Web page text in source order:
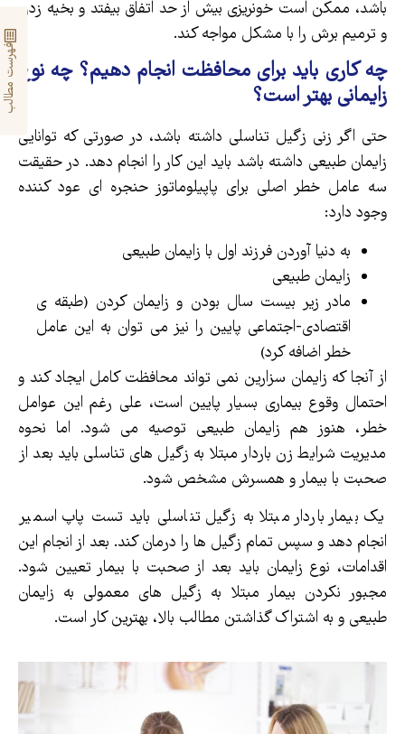
فهرست مطالب
باشد، ممکن است خونریزی بیش از حد اتفاق بیفتد و بخیه زدن
و ترمیم برش را با مشکل مواجه کند.
چه کاری باید برای محافظت انجام دهیم؟ چه نوع
زایمانی بهتر است؟
حتی اگر زنی زگیل تناسلی داشته باشد، در صورتی که توانایی
زایمان طبیعی داشته باشد باید این کار را انجام دهد. در حقیقت
سه عامل خطر اصلی برای پاپیلوماتوز حنجره ای عود کننده
وجود دارد:
به دنیا آوردن فرزند اول با زایمان طبیعی
زایمان طبیعی
مادر زیر بیست سال بودن و زایمان کردن (طبقه ی
اقتصادی-اجتماعی پایین را نیز می توان به این عامل
خطر اضافه کرد)
از آنجا که زایمان سزارین نمی تواند محافظت کامل ایجاد کند و
احتمال وقوع بیماری بسیار پایین است، علی رغم این عوامل
خطر، هنوز هم زایمان طبیعی توصیه می شود. اما نحوه
مدیریت شرایط زن باردار مبتلا به زگیل های تناسلی باید بعد از
صحبت با بیمار و همسرش مشخص شود.
یک بیمار باردار مبتلا به زگیل تناسلی باید تست پاپ اسمیر
انجام دهد و سپس تمام زگیل ها را درمان کند. بعد از انجام این
اقدامات، نوع زایمان باید بعد از صحبت با بیمار تعیین شود.
مجبور نکردن بیمار مبتلا به زگیل های معمولی به زایمان
طبیعی و به اشتراک گذاشتن مطالب بالا، بهترین کار است.